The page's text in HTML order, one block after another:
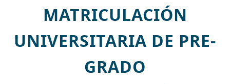
MATRICULACIÓN
UNIVERSITARIA DE PRE-
GRADO